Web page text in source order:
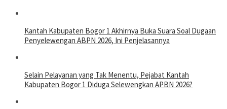
Kantah Kabupaten Bogor 1 Akhirnya Buka Suara Soal Dugaan
Penyelewengan ABPN 2026, Ini Penjelasannya
Selain Pelayanan yang Tak Menentu, Pejabat Kantah
Kabupaten Bogor 1 Diduga Selewengkan APBN 2026?